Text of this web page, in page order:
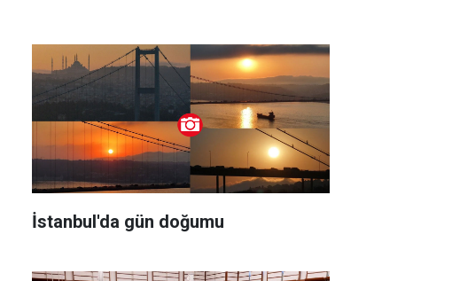
İstanbul'da gün doğumu